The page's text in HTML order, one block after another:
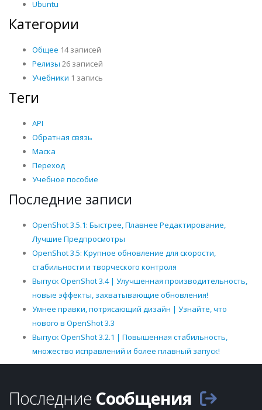
Ubuntu
Категории
Общее 14 записей
Релизы 26 записей
Учебники 1 запись
Теги
API
Обратная связь
Маска
Переход
Учебное пособие
Последние записи
OpenShot 3.5.1: Быстрее, Плавнее Редактирование,
Лучшие Предпросмотры
OpenShot 3.5: Крупное обновление для скорости,
стабильности и творческого контроля
Выпуск OpenShot 3.4 | Улучшенная производительность,
новые эффекты, захватывающие обновления!
Умнее правки, потрясающий дизайн | Узнайте, что
нового в OpenShot 3.3
Выпуск OpenShot 3.2.1 | Повышенная стабильность,
множество исправлений и более плавный запуск!
Последние Сообщения